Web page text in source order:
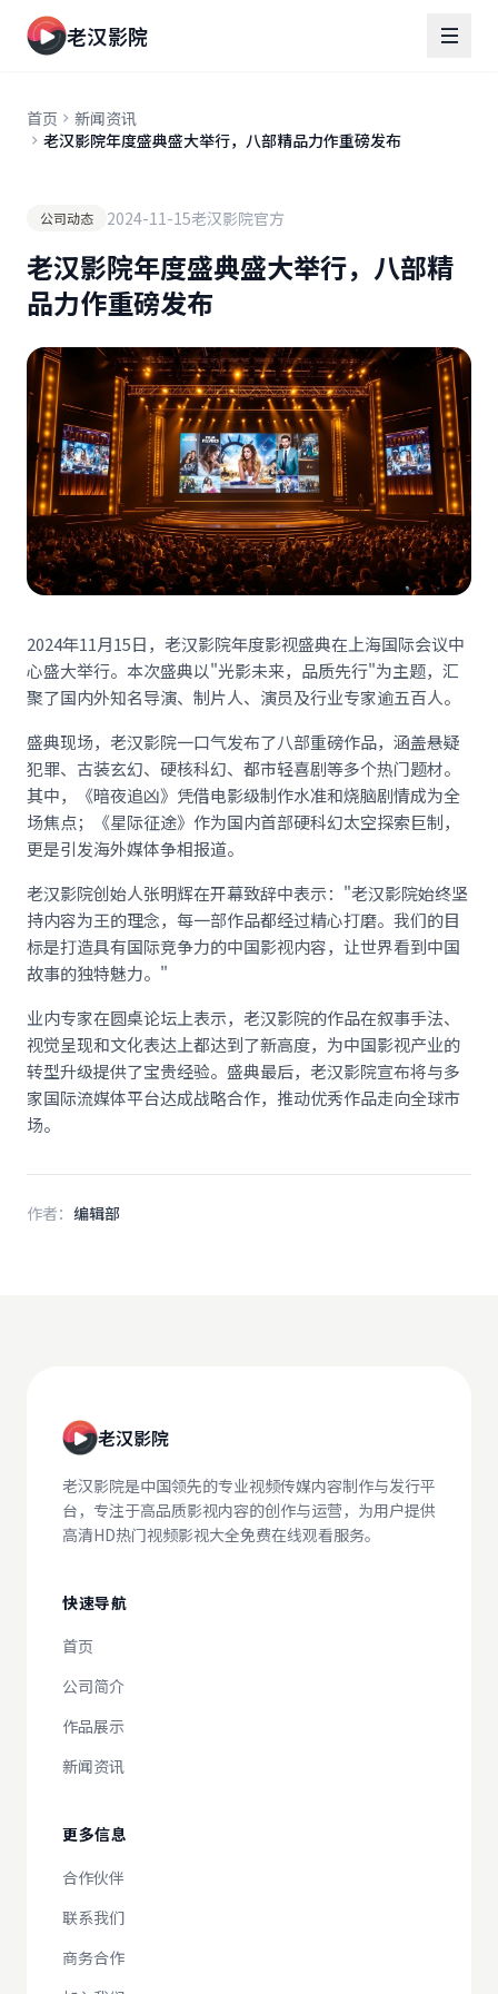
老汉影院
首页
新闻资讯
老汉影院年度盛典盛大举行，八部精品力作重磅发布
公司动态 2024-11-15老汉影院官方
老汉影院年度盛典盛大举行，八部精
品力作重磅发布
2024年11月15日，老汉影院年度影视盛典在上海国际会议中
心盛大举行。本次盛典以"光影未来，品质先行"为主题，汇
聚了国内外知名导演、制片人、演员及行业专家逾五百人。
盛典现场，老汉影院一口气发布了八部重磅作品，涵盖悬疑
犯罪、古装玄幻、硬核科幻、都市轻喜剧等多个热门题材。
其中，《暗夜追凶》凭借电影级制作水准和烧脑剧情成为全
场焦点；《星际征途》作为国内首部硬科幻太空探索巨制，
更是引发海外媒体争相报道。
老汉影院创始人张明辉在开幕致辞中表示："老汉影院始终坚
持内容为王的理念，每一部作品都经过精心打磨。我们的目
标是打造具有国际竞争力的中国影视内容，让世界看到中国
故事的独特魅力。"
业内专家在圆桌论坛上表示，老汉影院的作品在叙事手法、
视觉呈现和文化表达上都达到了新高度，为中国影视产业的
转型升级提供了宝贵经验。盛典最后，老汉影院宣布将与多
家国际流媒体平台达成战略合作，推动优秀作品走向全球市
场。
作者： 编辑部
老汉影院
老汉影院是中国领先的专业视频传媒内容制作与发行平
台，专注于高品质影视内容的创作与运营，为用户提供
高清HD热门视频影视大全免费在线观看服务。
快速导航
首页
公司简介
作品展示
新闻资讯
更多信息
合作伙伴
联系我们
商务合作